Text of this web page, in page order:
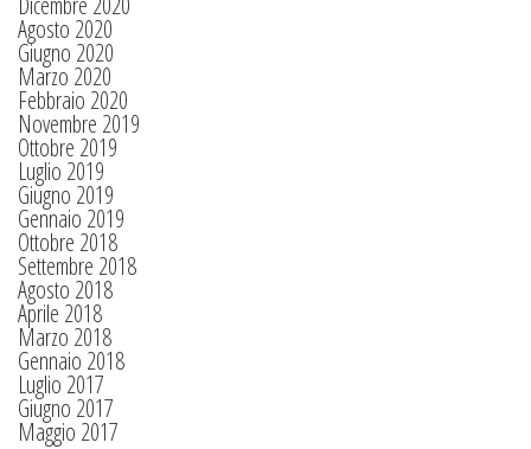
Agosto 2020
Giugno 2020
Marzo 2020
Febbraio 2020
Novembre 2019
Ottobre 2019
Luglio 2019
Giugno 2019
Gennaio 2019
Ottobre 2018
Settembre 2018
Agosto 2018
Aprile 2018
Marzo 2018
Gennaio 2018
Luglio 2017
Giugno 2017
Maggio 2017